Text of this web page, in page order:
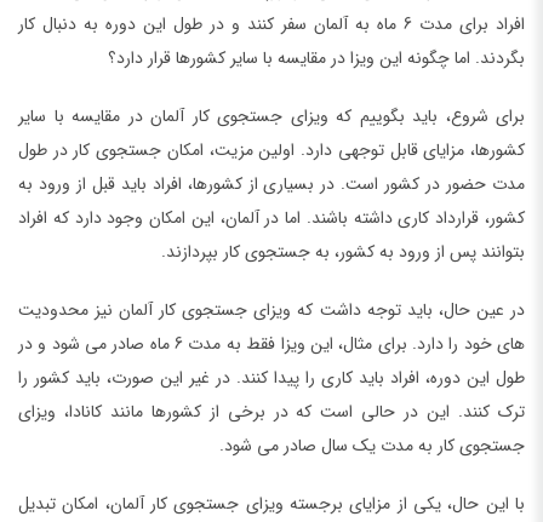
افراد برای مدت 6 ماه به آلمان سفر کنند و در طول این دوره به دنبال کار
بگردند. اما چگونه این ویزا در مقایسه با سایر کشورها قرار دارد؟
برای شروع، باید بگوییم که ویزای جستجوی کار آلمان در مقایسه با سایر
کشورها، مزایای قابل توجهی دارد. اولین مزیت، امکان جستجوی کار در طول
مدت حضور در کشور است. در بسیاری از کشورها، افراد باید قبل از ورود به
کشور، قرارداد کاری داشته باشند. اما در آلمان، این امکان وجود دارد که افراد
بتوانند پس از ورود به کشور، به جستجوی کار بپردازند.
در عین حال، باید توجه داشت که ویزای جستجوی کار آلمان نیز محدودیت
های خود را دارد. برای مثال، این ویزا فقط به مدت 6 ماه صادر می شود و در
طول این دوره، افراد باید کاری را پیدا کنند. در غیر این صورت، باید کشور را
ترک کنند. این در حالی است که در برخی از کشورها مانند کانادا، ویزای
جستجوی کار به مدت یک سال صادر می شود.
با این حال، یکی از مزایای برجسته ویزای جستجوی کار آلمان، امکان تبدیل